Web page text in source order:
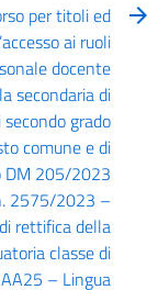
per titoli ed
ai ruoli
docente
secondaria di
grado
comune e di
DM 205/2023
2575/2023 –
rettifica della
classe di
– Lingua